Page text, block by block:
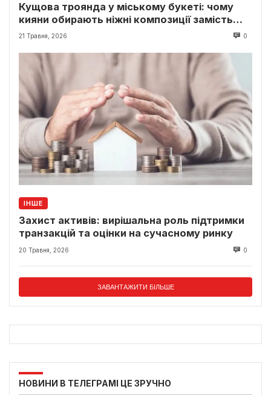
Кущова троянда у міському букеті: чому
кияни обирають ніжні композиції замість
класики
21 Травня, 2026 0
ІНШЕ
Захист активів: вирішальна роль підтримки
транзакцій та оцінки на сучасному ринку
20 Травня, 2026 0
ЗАВАНТАЖИТИ БІЛЬШЕ
НОВИНИ В ТЕЛЕГРАМІ ЦЕ ЗРУЧНО